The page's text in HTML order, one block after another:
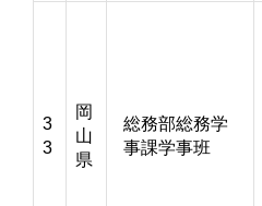
3
3
岡
山
県
総務部総務学
事課学事班